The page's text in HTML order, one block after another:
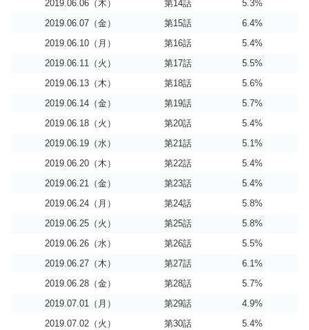
2019.06.06（木） 第14話
5.3%
2019.06.07（金）
第15話
6.4%
2019.06.10（月）
第16話
5.4%
2019.06.11（火）
第17話
5.5%
2019.06.13（木）
第18話
5.6%
2019.06.14（金）
第19話
5.7%
2019.06.18（火）
第20話
5.4%
2019.06.19（水）
第21話
5.1%
2019.06.20（木）
第22話
5.4%
2019.06.21（金）
第23話
5.4%
2019.06.24（月）
第24話
5.8%
2019.06.25（火）
第25話
5.8%
2019.06.26（水）
第26話
5.5%
2019.06.27（木）
第27話
6.1%
2019.06.28（金）
第28話
5.7%
2019.07.01（月）
第29話
4.9%
2019.07.02（火）
第30話
5.4%